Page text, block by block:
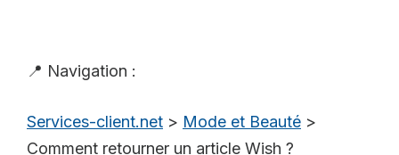
📍 Navigation :
Services-client.net > Mode et Beauté >
Comment retourner un article Wish ?